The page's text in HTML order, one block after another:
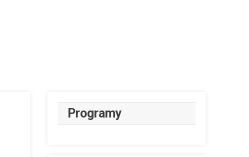
Programy